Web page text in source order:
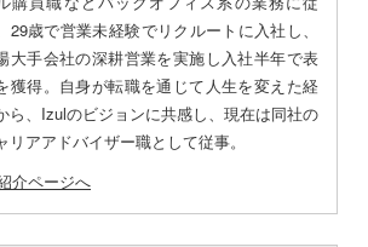
29歳で営業未経験でリクルートに入社し、
大手会社の深耕営業を実施し入社半年で表
獲得。自身が転職を通じて人生を変えた経
ら、Izulのビジョンに共感し、現在は同社の
リアアドバイザー職として従事。
介ページへ